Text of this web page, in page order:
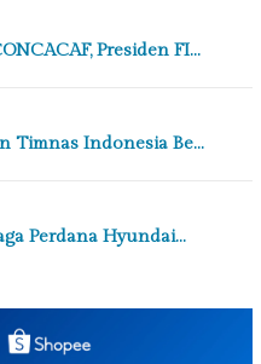
Presiden FI…
Timnas Indonesia Be…
Perdana Hyundai…